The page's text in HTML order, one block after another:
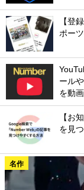
【登
ポー
ール
を動
【お
を見
名作